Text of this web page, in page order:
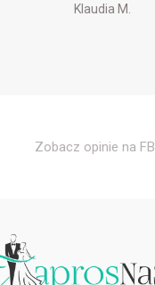
Klaudia M.
Zobacz opinie na FB